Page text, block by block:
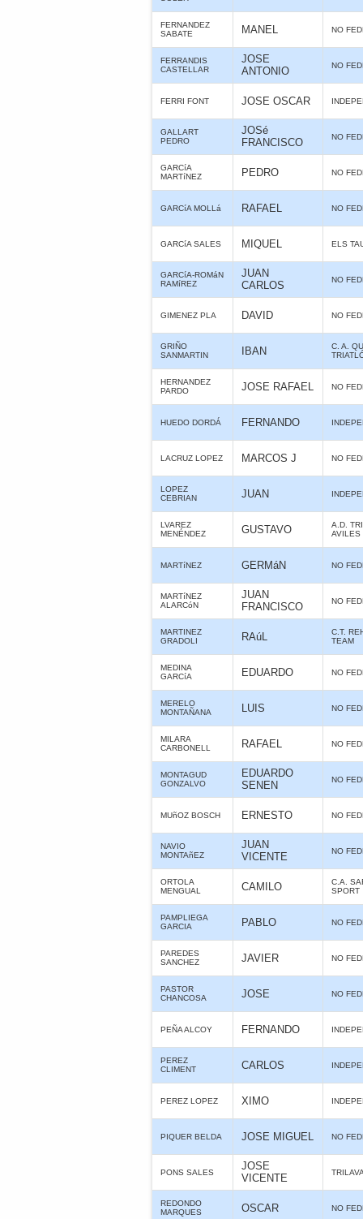
FERNANDEZ
SABATE
MANEL NO
FERRANDIS
CASTELLAR
JOSE
ANTONIO
NO
FERRI FONT JOSE OSCAR
GALLART
PEDRO
JOSé
FRANCISCO
NO
GARCíA
MARTíNEZ
PEDRO NO
GARCíA MOLLá RAFAEL NO
GARCíA SALES MIQUEL ELS
GARCíA-ROMáN
RAMíREZ
JUAN
CARLOS
NO
GIMENEZ PLA DAVID NO
GRIÑO
SANMARTIN
IBAN
C. A.
HERNANDEZ
PARDO
JOSE RAFAEL NO
HUEDO DORDÁ FERNANDO
LACRUZ LOPEZ MARCOS J NO
LOPEZ
CEBRIAN
JUAN
LVAREZ
MENÉNDEZ
GUSTAVO
A.D.
AVILES
MARTíNEZ GERMáN NO
MARTíNEZ
ALARCóN
JUAN
FRANCISCO
NO
MARTINEZ
GRADOLI
RAúL
C.T.
TEAM
MEDINA
GARCíA
EDUARDO NO
MERELO
MONTAÑANA
LUIS NO
MILARA
CARBONELL
RAFAEL NO
MONTAGUD
GONZALVO
EDUARDO
SENEN
NO
MUñOZ BOSCH ERNESTO NO
NAVIO
MONTAñEZ
JUAN
VICENTE
NO
ORTOLA
MENGUAL
CAMILO
C.A.
SPORT
PAMPLIEGA
GARCIA
PABLO NO
PAREDES
SANCHEZ
JAVIER NO
PASTOR
CHANCOSA
JOSE NO
PEÑA ALCOY FERNANDO
PEREZ
CLIMENT
CARLOS
PEREZ LOPEZ XIMO
PIQUER BELDA JOSE MIGUEL NO
PONS SALES
JOSE
VICENTE
REDONDO
MARQUES
OSCAR NO